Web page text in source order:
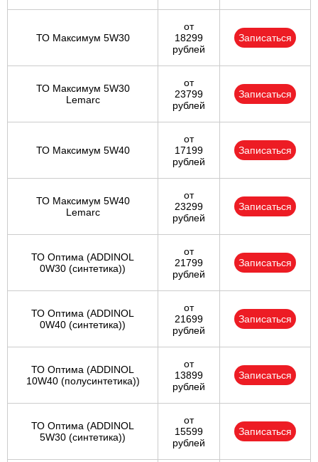
ТО Максимум 5W30
от
18299
рублей
Записаться
ТО Максимум 5W30
Lemarc
от
23799
рублей
Записаться
ТО Максимум 5W40
от
17199
рублей
Записаться
ТО Максимум 5W40
Lemarc
от
23299
рублей
Записаться
ТО Оптима (ADDINOL
0W30 (синтетика))
от
21799
рублей
Записаться
ТО Оптима (ADDINOL
0W40 (синтетика))
от
21699
рублей
Записаться
ТО Оптима (ADDINOL
10W40 (полусинтетика))
от
13899
рублей
Записаться
ТО Оптима (ADDINOL
5W30 (синтетика))
от
15599
рублей
Записаться